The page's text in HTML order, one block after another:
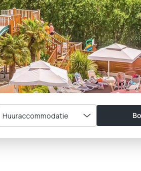
Huuraccommodatie